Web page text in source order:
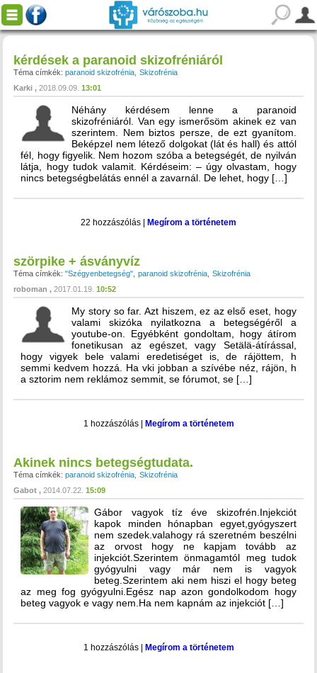
kérdések a paranoid skizofréniáról
Téma címkék: paranoid skizofrénia
Skizofrénia
Karki
2018.09.09. 13:01
Néhány kérdésem lenne a paranoid
skizofréniáról. Van egy ismerősöm akinek ez van
szerintem. Nem biztos persze, de ezt gyanítom.
Beképzel nem létező dolgokat (lát és hall) és attól
fél, hogy figyelik. Nem hozom szóba a betegségét, de nyilván
látja, hogy tudok valamit. Kérdéseim: – úgy olvastam, hogy
nincs betegségbelátás ennél a zavarnál. De lehet, hogy […]
22 hozzászólás Megírom a történetem
szörpike + ásványvíz
Téma címkék: "Szégyenbetegség" paranoid skizofrénia
Skizofrénia
roboman
2017.01.19. 10:52
My story so far. Azt hiszem, ez az első eset, hogy
valami skizóka nyilatkozna a betegségéről a
youtube-on. Egyébként gondoltam, hogy átírom
fonetikusan az egészet, vagy Setälä-átírással,
hogy vigyek bele valami eredetiséget is, de rájöttem, h
semmi kedvem hozzá. Ha vki jobban a szívébe néz, rájön, h
a sztorim nem reklámoz semmit, se fórumot, se […]
1 hozzászólás| Megírom a történetem
Akinek nincs betegségtudata.
Téma címkék: paranoid skizofrénia
Skizofrénia
Gabot
2014.07.22. 15:09
Gábor vagyok tíz éve skizofrén.Injekciót
kapok minden hónapban egyet,gyógyszert
nem szedek.valahogy rá szeretném beszélni
az orvost hogy ne kapjam tovább az
injekciót.Szerintem önmagamtól meg tudok
gyógyulni vagy már nem is vagyok
beteg.Szerintem aki nem hiszi el hogy beteg
az meg fog gyógyulni.Egész nap azon gondolkodom hogy
beteg vagyok e vagy nem.Ha nem kapnám az injekciót […]
1 hozzászólás| Megírom a történetem